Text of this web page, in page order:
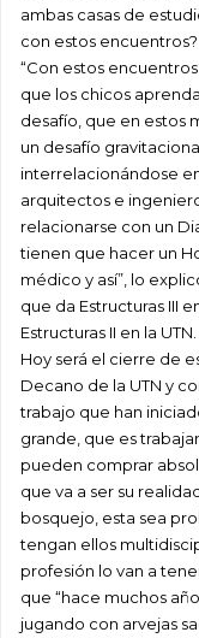
ambas casas de
con estos encuentros?
“Con estos
que los chicos
desafío, que en estos
un desafío
interrelacionándose
arquitectos e
relacionarse con un
tienen que hacer un
médico y así”, lo
que da Estructuras III
Estructuras II en la UTN.
Hoy será el cierre de
Decano de la UTN y
trabajo que han
grande, que es
pueden comprar
que va a ser su
bosquejo, esta sea
tengan ellos
profesión lo van a
que “hace muchos
jugando con arvejas